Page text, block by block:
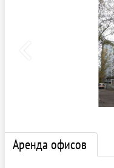
Аренда офисов